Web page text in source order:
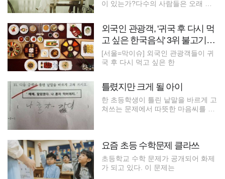
이 있는가?다수의 사람들은 오래 알
외국인 관광객, '귀국 후 다시 먹
고 싶은 한국음식' 3위 불고기…
1위는?
[서울=막이슈] 외국인 관광객들이 귀
국 후 다시 먹고 싶은 한
틀렸지만 크게 될 아이
한 초등학생이 틀린 낱말을 바르게 고
쳐쓰는 문제에서 따뜻한 마음씨를 나
요즘 초등 수학문제 클라쓰
초등학교 수학 문제가 공개되어 화제
가 되고 있다. 이 문제는